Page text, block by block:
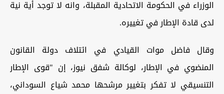
الوزراء في الحكومة الاتحادية المقبلة، وانه لا توجد أية نية
لدى قادة الإطار في تغييره.
وقال فاضل موات القيادي في ائتلاف دولة القانون
المنضوي في الإطار، لوكالة شفق نيوز، إن "قوى الإطار
التنسيقي لا تفكر بتغيير مرشحها محمد شياع السوداني،